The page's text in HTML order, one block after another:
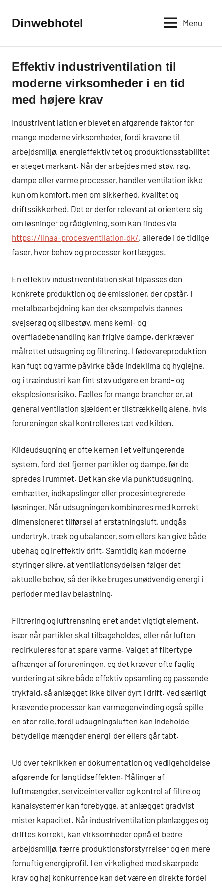
Dinwebhotel Menu
Industri
Effektiv industriventilation til
moderne virksomheder i en tid
med højere krav
Industriventilation er blevet en afgørende faktor for
mange moderne virksomheder, fordi kravene til
arbejdsmiljø, energieffektivitet og produktionsstabilitet
er steget markant. Når der arbejdes med støv, røg,
dampe eller varme processer, handler ventilation ikke
kun om komfort, men om sikkerhed, kvalitet og
driftssikkerhed. Det er derfor relevant at orientere sig
om løsninger og rådgivning, som kan findes via
https://linaa-procesventilation.dk/, allerede i de tidlige
faser, hvor behov og processer kortlægges.
En effektiv industriventilation skal tilpasses den
konkrete produktion og de emissioner, der opstår. I
metalbearbejdning kan der eksempelvis dannes
svejserøg og slibestøv, mens kemi- og
overfladebehandling kan frigive dampe, der kræver
målrettet udsugning og filtrering. I fødevareproduktion
kan fugt og varme påvirke både indeklima og hygiejne,
og i træindustri kan fint støv udgøre en brand- og
eksplosionsrisiko. Fælles for mange brancher er, at
general ventilation sjældent er tilstrækkelig alene, hvis
forureningen skal kontrolleres tæt ved kilden.
Kildeudsugning er ofte kernen i et velfungerende
system, fordi det fjerner partikler og dampe, før de
spredes i rummet. Det kan ske via punktudsugning,
emhætter, indkapslinger eller procesintegrerede
løsninger. Når udsugningen kombineres med korrekt
dimensioneret tilførsel af erstatningsluft, undgås
undertryk, træk og ubalancer, som ellers kan give både
ubehag og ineffektiv drift. Samtidig kan moderne
styringer sikre, at ventilationsydelsen følger det
aktuelle behov, så der ikke bruges unødvendig energi i
perioder med lav belastning.
Filtrering og luftrensning er et andet vigtigt element,
især når partikler skal tilbageholdes, eller når luften
recirkuleres for at spare varme. Valget af filtertype
afhænger af forureningen, og det kræver ofte faglig
vurdering at sikre både effektiv opsamling og passende
trykfald, så anlægget ikke bliver dyrt i drift. Ved særligt
krævende processer kan varmegenvinding også spille
en stor rolle, fordi udsugningsluften kan indeholde
betydelige mængder energi, der ellers går tabt.
Ud over teknikken er dokumentation og vedligeholdelse
afgørende for langtidseffekten. Målinger af
luftmængder, serviceintervaller og kontrol af filtre og
kanalsystemer kan forebygge, at anlægget gradvist
mister kapacitet. Når industriventilation planlægges og
driftes korrekt, kan virksomheder opnå et bedre
arbejdsmiljø, færre produktionsforstyrrelser og en mere
fornuftig energiprofil. I en virkelighed med skærpede
krav og høj konkurrence kan det være en direkte fordel